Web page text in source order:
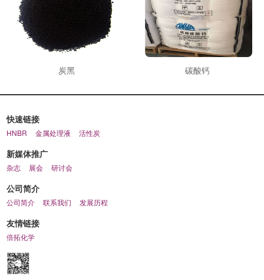
炭黑 碳酸钙
快速链接
HNBR 金属处理液 活性炭
新媒体推广
杂志 展会 研讨会
公司简介
公司简介 联系我们 发展历程
友情链接
倍拓化学